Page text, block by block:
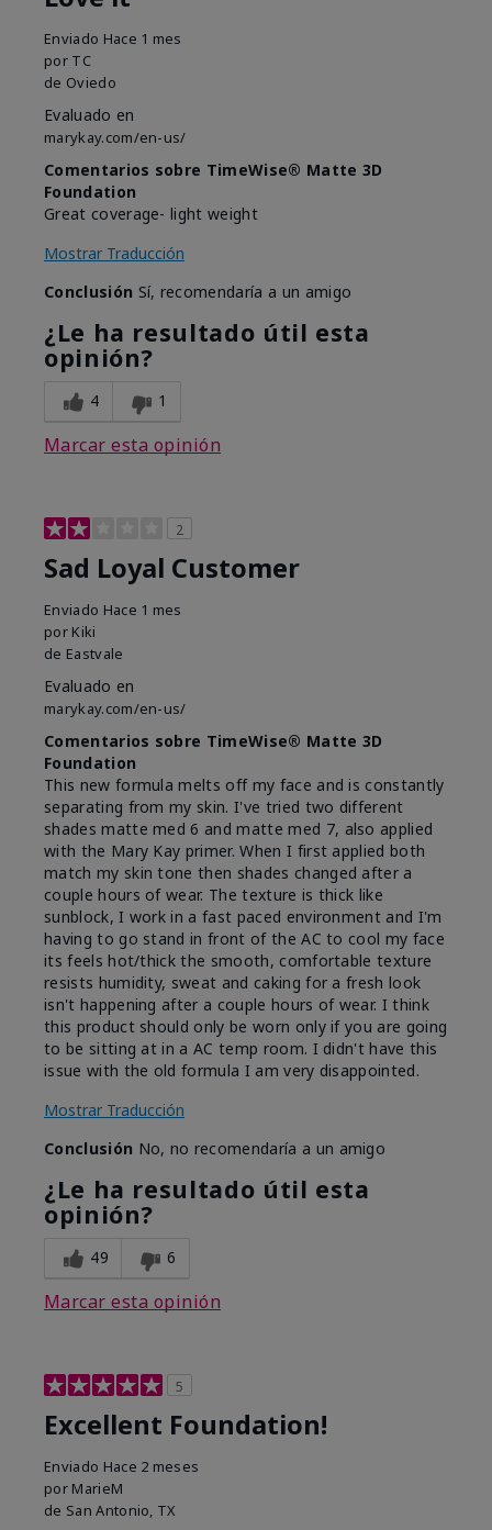
Enviado Hace 1 mes
por TC
de Oviedo
Evaluado en
marykay.com/en-us/
Comentarios sobre TimeWise® Matte 3D
Foundation
Great coverage- light weight
Mostrar Traducción
Conclusión Sí, recomendaría a un amigo
¿Le ha resultado útil esta
opinión?
4 1
Marcar esta opinión
2
Sad Loyal Customer
Enviado Hace 1 mes
por Kiki
de Eastvale
Evaluado en
marykay.com/en-us/
Comentarios sobre TimeWise® Matte 3D
Foundation
This new formula melts off my face and is constantly
separating from my skin. I've tried two different
shades matte med 6 and matte med 7, also applied
with the Mary Kay primer. When I first applied both
match my skin tone then shades changed after a
couple hours of wear. The texture is thick like
sunblock, I work in a fast paced environment and I'm
having to go stand in front of the AC to cool my face
its feels hot/thick the smooth, comfortable texture
resists humidity, sweat and caking for a fresh look
isn't happening after a couple hours of wear. I think
this product should only be worn only if you are going
to be sitting at in a AC temp room. I didn't have this
issue with the old formula I am very disappointed.
Mostrar Traducción
Conclusión No, no recomendaría a un amigo
¿Le ha resultado útil esta
opinión?
49 6
Marcar esta opinión
5
Excellent Foundation!
Enviado Hace 2 meses
por MarieM
de San Antonio, TX